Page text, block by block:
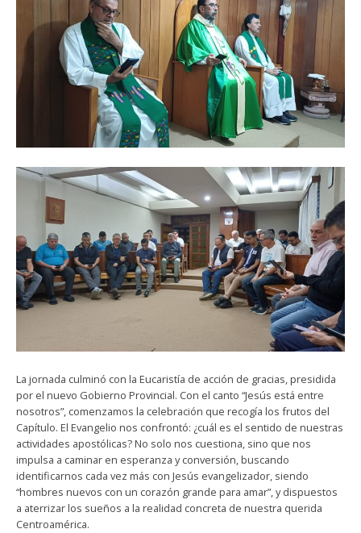
La jornada culminó con la Eucaristía de acción de gracias, presidida
por el nuevo Gobierno Provincial. Con el canto “Jesús está entre
nosotros”, comenzamos la celebración que recogía los frutos del
Capítulo. El Evangelio nos confrontó: ¿cuál es el sentido de nuestras
actividades apostólicas? No solo nos cuestiona, sino que nos
impulsa a caminar en esperanza y conversión, buscando
identificarnos cada vez más con Jesús evangelizador, siendo
“hombres nuevos con un corazón grande para amar”, y dispuestos
a aterrizar los sueños a la realidad concreta de nuestra querida
Centroamérica.